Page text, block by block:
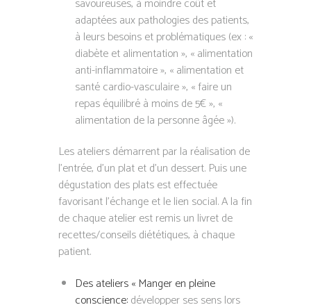
adaptées aux pathologies des patients,
à leurs besoins et problématiques (ex : «
diabète et alimentation », « alimentation
anti-inflammatoire », « alimentation et
santé cardio-vasculaire », « faire un
repas équilibré à moins de 5€ », «
alimentation de la personne âgée »).
Les ateliers démarrent par la réalisation de
l’entrée, d’un plat et d’un dessert. Puis une
dégustation des plats est effectuée
favorisant l’échange et le lien social. A la fin
de chaque atelier est remis un livret de
recettes/conseils diététiques, à chaque
patient.
Des ateliers « Manger en pleine
conscience:développer ses sens lors